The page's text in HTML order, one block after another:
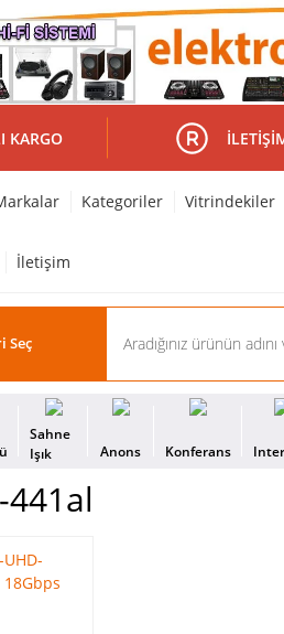
KARGO
Kategoriler Vitrindekiler
İletişim
Sahne
Işık
Anons Konferans
441al